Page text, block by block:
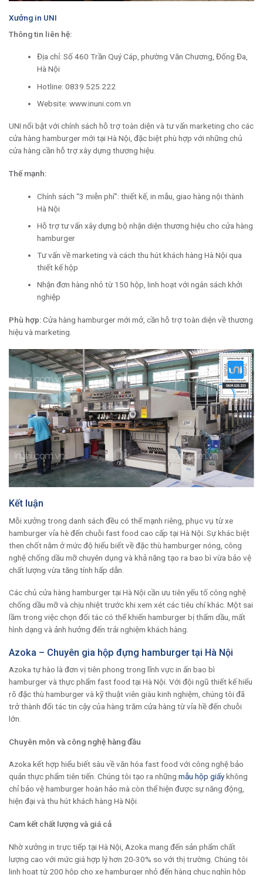
Xưởng in UNI
Thông tin liên hệ:
Địa chỉ: Số 460 Trần Quý Cáp, phường Văn Chương, Đống Đa,
Hà Nội
Hotline: 0839.525.222
Website: www.inuni.com.vn
UNI nổi bật với chính sách hỗ trợ toàn diện và tư vấn marketing cho các
cửa hàng hamburger mới tại Hà Nội, đặc biệt phù hợp với những chủ
cửa hàng cần hỗ trợ xây dựng thương hiệu.
Thế mạnh:
Chính sách “3 miễn phí”: thiết kế, in mẫu, giao hàng nội thành
Hà Nội
Hỗ trợ tư vấn xây dựng bộ nhận diện thương hiệu cho cửa hàng
hamburger
Tư vấn về marketing và cách thu hút khách hàng Hà Nội qua
thiết kế hộp
Nhận đơn hàng nhỏ từ 150 hộp, linh hoạt với ngân sách khởi
nghiệp
Phù hợp:Cửa hàng hamburger mới mở, cần hỗ trợ toàn diện về thương
hiệu và marketing.
Kết luận
Mỗi xưởng trong danh sách đều có thế mạnh riêng, phục vụ từ xe
hamburger vỉa hè đến chuỗi fast food cao cấp tại Hà Nội. Sự khác biệt
then chốt nằm ở mức độ hiểu biết về đặc thù hamburger nóng, công
nghệ chống dầu mỡ chuyên dụng và khả năng tạo ra bao bì vừa bảo vệ
chất lượng vừa tăng tính hấp dẫn.
Các chủ cửa hàng hamburger tại Hà Nội cần ưu tiên yếu tố công nghệ
chống dầu mỡ và chịu nhiệt trước khi xem xét các tiêu chí khác. Một sai
lầm trong việc chọn đối tác có thể khiến hamburger bị thấm dầu, mất
hình dạng và ảnh hưởng đến trải nghiệm khách hàng.
Azoka – Chuyên gia hộp đựng hamburger tại Hà Nội
Azoka tự hào là đơn vị tiên phong trong lĩnh vực in ấn bao bì
hamburger và thực phẩm fast food tại Hà Nội. Với đội ngũ thiết kế hiểu
rõ đặc thù hamburger và kỹ thuật viên giàu kinh nghiệm, chúng tôi đã
trở thành đối tác tin cậy của hàng trăm cửa hàng từ vỉa hề đến chuỗi
lớn.
Chuyên môn và công nghệ hàng đầu
Azoka kết hợp hiểu biết sâu về văn hóa fast food với công nghệ bảo
quản thực phẩm tiên tiến. Chúng tôi tạo ra những mẫu hộp giấykhông
chỉ bảo vệ hamburger hoàn hảo mà còn thể hiện được sự năng động,
hiện đại và thu hút khách hàng Hà Nội.
Cam kết chất lượng và giá cả
Nhờ xưởng in trực tiếp tại Hà Nội, Azoka mang đến sản phẩm chất
lượng cao với mức giá hợp lý hơn 20-30% so với thị trường. Chúng tôi
linh hoạt từ 200 hộp cho xe hamburger nhỏ đến hàng chục nghìn hộp